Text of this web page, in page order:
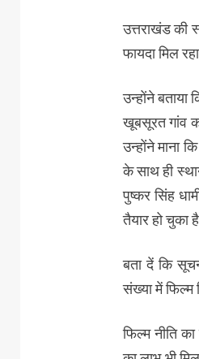
उत्तराखंड की
फायदा मिल
उन्होंने
खूबसूरत गांव
उन्होंने माना
के साथ ही
पुष्कर सिंह
तैयार हो चुका
बता दें कि
संख्या में फिल्म
फिल्म नीति